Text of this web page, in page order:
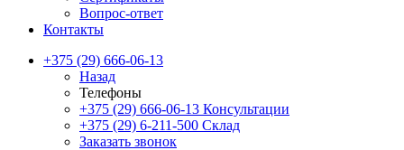
Вопрос-ответ
Контакты
+375 (29) 666-06-13
Назад
Телефоны
+375 (29) 666-06-13 Консультации
+375 (29) 6-211-500 Склад
Заказать звонок